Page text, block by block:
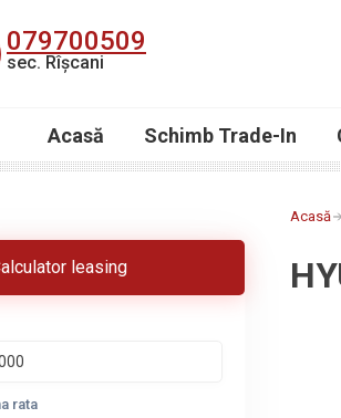
079700509
sec. Rîșcani
Acasă Schimb Trade-In
leasing
rata
Acasă